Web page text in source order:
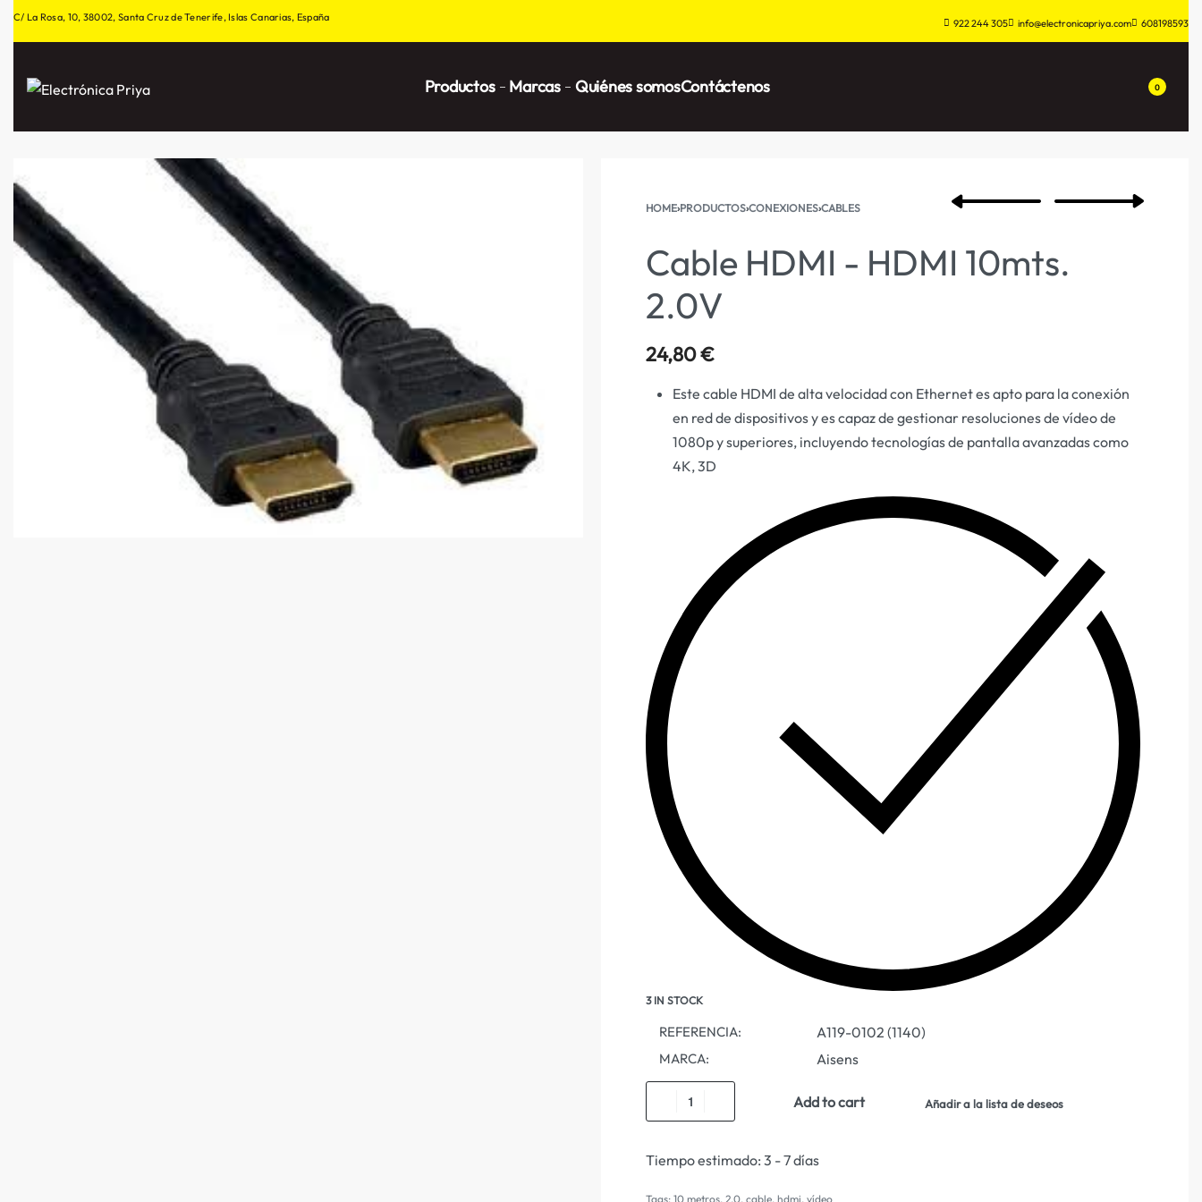
C/ La Rosa, 10, 38002, Santa Cruz de Tenerife, Islas Canarias, España 922 244 305 info@electronicapriya.com 608198593
Productos Marcas Quiénes somosContáctenos 0
HOME›PRODUCTOS›CONEXIONES›CABLES
Cable HDMI - HDMI 10mts.
2.0V
24,80€
Este cable HDMI de alta velocidad con Ethernet es apto para la conexión
en red de dispositivos y es capaz de gestionar resoluciones de vídeo de
1080p y superiores, incluyendo tecnologías de pantalla avanzadas como
4K, 3D
3 IN STOCK
REFERENCIA: A119-0102 (1140)
MARCA: Aisens
Add to cart Añadir a la lista de deseos
Tiempo estimado: 3 - 7 días
Tags: 10 metros, 2.0, cable, hdmi, vídeo